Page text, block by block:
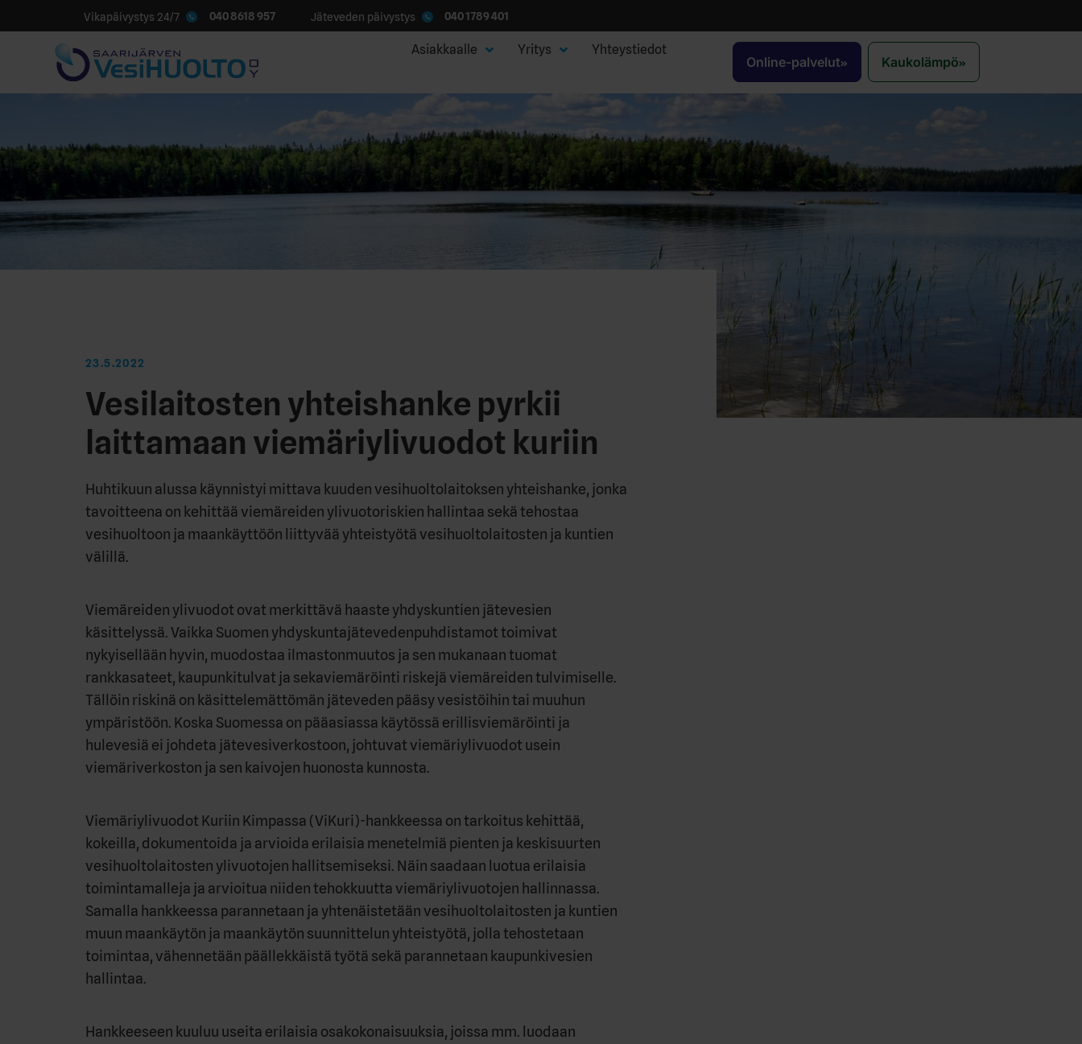
Vikapäivystys 24/7 040 8618 957 Jäteveden päivystys 040 1789 401
Asiakkaalle Yritys Yhteystiedot
Online-palvelut Kaukolämpö
23.5.2022
Vesilaitosten yhteishanke pyrkii
laittamaan viemäriylivuodot kuriin
Huhtikuun alussa käynnistyi mittava kuuden vesihuoltolaitoksen yhteishanke, jonka
tavoitteena on kehittää viemäreiden ylivuotoriskien hallintaa sekä tehostaa
vesihuoltoon ja maankäyttöön liittyvää yhteistyötä vesihuoltolaitosten ja kuntien
välillä.
Viemäreiden ylivuodot ovat merkittävä haaste yhdyskuntien jätevesien
käsittelyssä. Vaikka Suomen yhdyskuntajätevedenpuhdistamot toimivat
nykyisellään hyvin, muodostaa ilmastonmuutos ja sen mukanaan tuomat
rankkasateet, kaupunkitulvat ja sekaviemäröinti riskejä viemäreiden tulvimiselle.
Tällöin riskinä on käsittelemättömän jäteveden pääsy vesistöihin tai muuhun
ympäristöön. Koska Suomessa on pääasiassa käytössä erillisviemäröinti ja
hulevesiä ei johdeta jätevesiverkostoon, johtuvat viemäriylivuodot usein
viemäriverkoston ja sen kaivojen huonosta kunnosta.
Viemäriylivuodot Kuriin Kimpassa (ViKuri)-hankkeessa on tarkoitus kehittää,
kokeilla, dokumentoida ja arvioida erilaisia menetelmiä pienten ja keskisuurten
vesihuoltolaitosten ylivuotojen hallitsemiseksi. Näin saadaan luotua erilaisia
toimintamalleja ja arvioitua niiden tehokkuutta viemäriylivuotojen hallinnassa.
Samalla hankkeessa parannetaan ja yhtenäistetään vesihuoltolaitosten ja kuntien
muun maankäytön ja maankäytön suunnittelun yhteistyötä, jolla tehostetaan
toimintaa, vähennetään päällekkäistä työtä sekä parannetaan kaupunkivesien
hallintaa.
Hankkeeseen kuuluu useita erilaisia osakokonaisuuksia, joissa mm. luodaan